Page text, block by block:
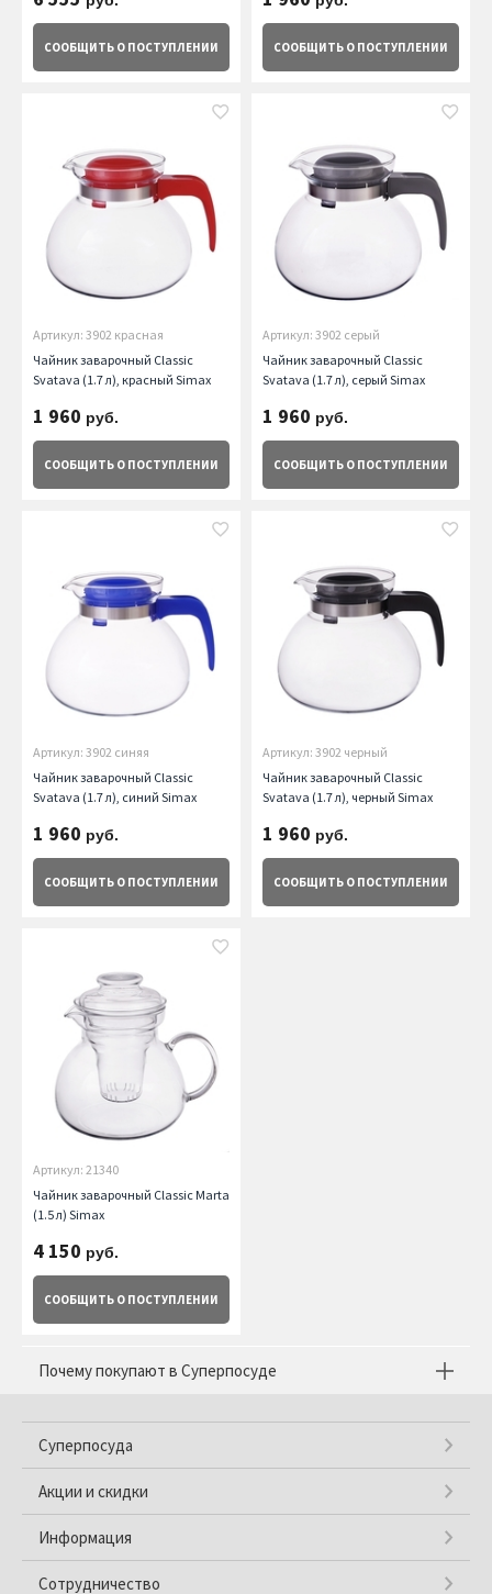
СООБЩИТЬ О ПОСТУПЛЕНИИ СООБЩИТЬ О ПОСТУПЛЕНИИ
Артикул: 3902 красная
Чайник заварочный Classic
Svatava (1.7 л), красный Simax
1 960 руб.
СООБЩИТЬ О ПОСТУПЛЕНИИ
Артикул: 3902 серый
Чайник заварочный Classic
Svatava (1.7 л), серый Simax
1 960 руб.
СООБЩИТЬ О ПОСТУПЛЕНИИ
Артикул: 3902 синяя
Чайник заварочный Classic
Svatava (1.7 л), синий Simax
1 960 руб.
СООБЩИТЬ О ПОСТУПЛЕНИИ
Артикул: 3902 черный
Чайник заварочный Classic
Svatava (1.7 л), черный Simax
1 960 руб.
СООБЩИТЬ О ПОСТУПЛЕНИИ
Артикул: 21340
Чайник заварочный Classic Marta
(1.5 л) Simax
4 150 руб.
СООБЩИТЬ О ПОСТУПЛЕНИИ
Почему покупают в Суперпосуде
Суперпосуда
Акции и скидки
Информация
Сотрудничество